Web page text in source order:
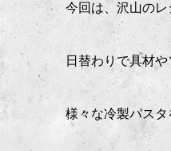
今回は、沢山のレ
日替わりで具材や
様々な冷製パス